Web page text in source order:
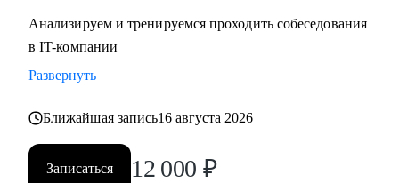
Анализируем и тренируемся проходить собеседования
в IT-компании
Развернуть
Ближайшая запись16 августа 2026
Записаться 12 000 ₽